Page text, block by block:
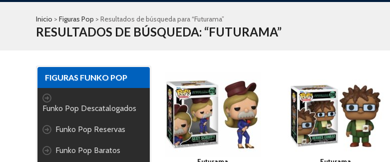
Inicio > Figuras Pop > Resultados de búsqueda para “Futurama”
RESULTADOS DE BÚSQUEDA: “FUTURAMA”
FIGURAS FUNKO POP
Funko Pop Descatalogados
Funko Pop Reservas
Funko Pop Baratos